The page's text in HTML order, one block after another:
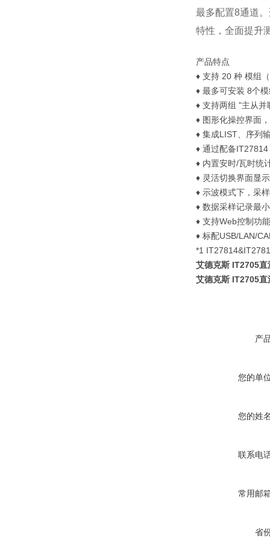
最多配置8通道
特性，全面提升
产品特点
♦ 支持 20 种 模组
♦ 最多可安装 8个
♦ 支持两组 "主从并
♦ 图形化操控界面
♦ 集成LIST、序列
♦ 通过配备
♦ 内置安时/瓦时统
♦ 灵活切换界面显
♦ 示波模式下，采
♦ 数据采样记录最
♦ 支持Web控制功
♦ 标配USB/LAN/
*1
艾德克斯 IT2705直
艾德克斯 IT2705直
产
您的单
您的姓
联系电
常用邮
省